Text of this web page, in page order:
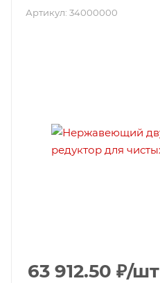
Артикул: 34000000
63 912.50 ₽/шт